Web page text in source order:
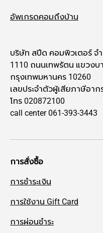
อัพเกรดคอมถึงบ้าน
บริษัท สปีด คอมพิวเตอร์ จ
1110 ถนนเทพรัตน แขวงบ
กรุงเทพมหานคร 10260
เลขประจำตัวผู้เสียภาษีอา
โทร 020872100
call center 061-393-3443
การสั่งซื้อ
การชำระเงิน
การใช้งาน Gift Card
การผ่อนชำระ